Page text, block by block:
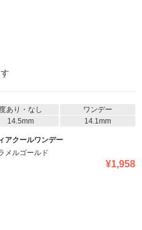
度あり・なし
ワンデー
14.5mm
14.1mm
アクールワンデー
メルゴールド
¥1,958